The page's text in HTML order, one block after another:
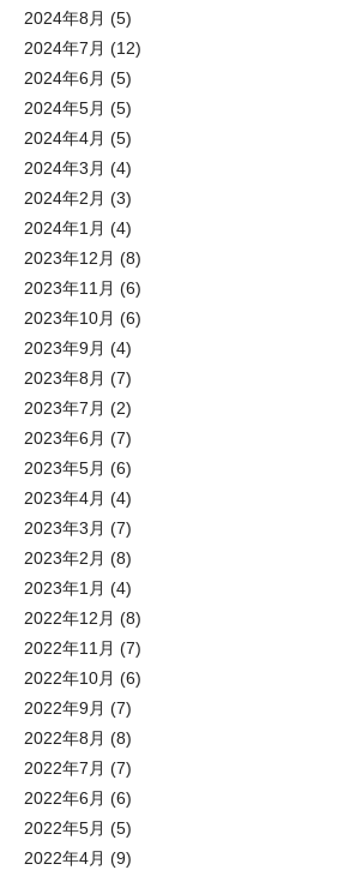
2024年8月 (5)
2024年7月 (12)
2024年6月 (5)
2024年5月 (5)
2024年4月 (5)
2024年3月 (4)
2024年2月 (3)
2024年1月 (4)
2023年12月 (8)
2023年11月 (6)
2023年10月 (6)
2023年9月 (4)
2023年8月 (7)
2023年7月 (2)
2023年6月 (7)
2023年5月 (6)
2023年4月 (4)
2023年3月 (7)
2023年2月 (8)
2023年1月 (4)
2022年12月 (8)
2022年11月 (7)
2022年10月 (6)
2022年9月 (7)
2022年8月 (8)
2022年7月 (7)
2022年6月 (6)
2022年5月 (5)
2022年4月 (9)